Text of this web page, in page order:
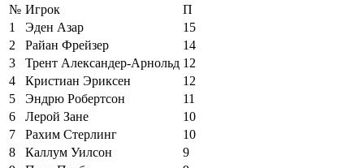
№ Игрок
П
1
Эден Азар
15
2
Райан Фрейзер
14
3
Трент Александер-Арнольд 12
4
Кристиан Эриксен
12
5
Эндрю Робертсон
11
6
Лерой Зане
10
7
Рахим Стерлинг
10
8
Каллум Уилсон
9